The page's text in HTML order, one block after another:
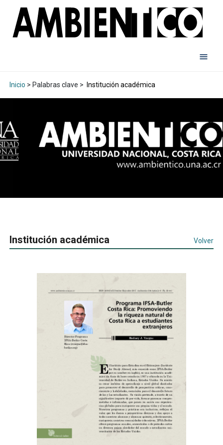
Inicio > Palabras clave > Institución académica
Institución académica Volver